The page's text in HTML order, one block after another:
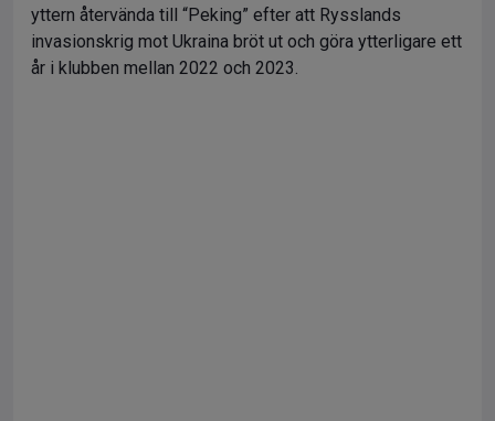
yttern återvända till “Peking” efter att Rysslands
invasionskrig mot Ukraina bröt ut och göra ytterligare ett
år i klubben mellan 2022 och 2023.